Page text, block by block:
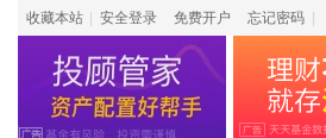
收藏本站 安全登录 免费开户 忘记密码